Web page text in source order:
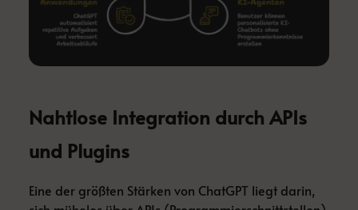
Nahtlose Integration durch APIs
und Plugins
Eine der größten Stärken von ChatGPT liegt darin,